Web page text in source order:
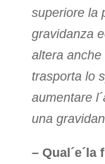
superiore la
gravidanza
altera
trasporta lo
aumentare
una
–